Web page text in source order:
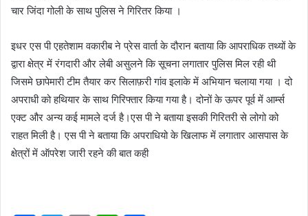
चार जिंदा गोली के साथ पुलिस ने गिरितर किया ।
इधर एस पी एहतेशाम वकारीब ने प्रेस वार्ता के दौरान बताया कि आपराधिक तथ्यों के
द्वारा क्षेत्र में रंगदारी और लेबी असुलने कि सूचना लगातार पुलिस मिल रही थी
जिसमे छापेमारी टीम तैयार कर सिलाफ़री गांव इलाके में अभियान चलाया गया । दो
अपराधी को हथियार के साथ गिरिफ्तार किया गया है। दोनों के ऊपर पूर्व में आर्म्स
एक्ट और अन्य कई मामले दर्ज है।एस पी ने बताया इसकी गिरितरी से लोगो को
राहत मिली है। एस पी ने बताया कि अपराधियो के खिलाफ में लगातार आसपास के
क्षेत्रों में ऑपरेश जारी रहने की बात कही